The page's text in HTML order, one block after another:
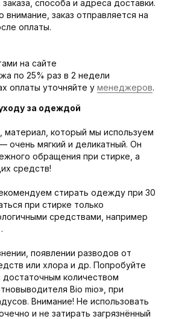
способа и адреса доставки.
внимание, заказ отправляется на
оплаты.
на сайте
по 25% раз в 2 недели
оплаты уточняйте у менеджеров.
за одеждой
материал, который мы используем
очень мягкий и деликатный. Он
обращения при стирке, а
средств!
стирать одежду при 30
при стирке только
средствами, например
появлении разводов от
или хлора и др. Попробуйте
достаточным количеством
Bio mio», при
Внимание! Не использовать
и не затирать загрязнённый